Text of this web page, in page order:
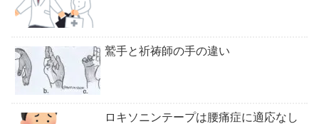
鷲手と祈祷師の手の違い
ロキソニンテープは腰痛症に適応なし